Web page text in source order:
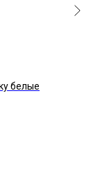
белые